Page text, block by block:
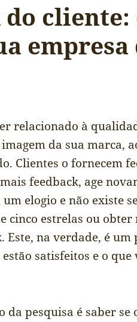
do cliente:
empresa
relacionado à
da sua marca,
Clientes o fornecem
feedback, age
elogio e não existe
cinco estrelas ou
Este, na verdade, é
satisfeitos e o
da pesquisa é saber